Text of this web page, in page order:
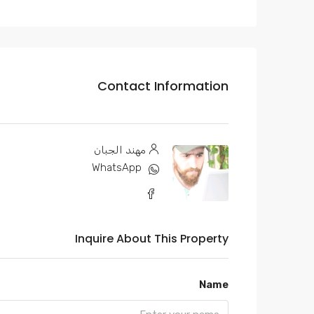
Contact Information
مهند الجبان
WhatsApp
Inquire About This Property
Name